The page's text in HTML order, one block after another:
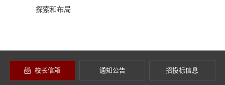
探索和布局
校长信箱 通知公告 招投标信息